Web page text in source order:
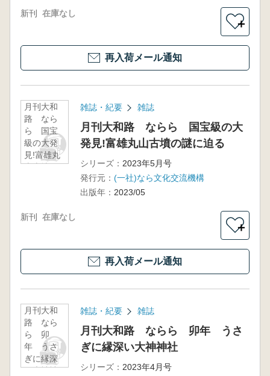
新刊 在庫なし
＋
再入荷メール通知
月刊大和
路 なら
ら 国宝
級の大発
見!富雄丸
山古墳の
雑誌・紀要 雑誌
月刊大和路 ならら 国宝級の大
発見!富雄丸山古墳の謎に迫る
シリーズ： 2023年5月号
発行元： (一社)なら文化交流機構
出版年： 2023/05
新刊 在庫なし
＋
再入荷メール通知
月刊大和
路 なら
ら 卯
年 うさ
ぎに縁深
い大神神
雑誌・紀要 雑誌
月刊大和路 ならら 卯年 うさ
ぎに縁深い大神神社
シリーズ： 2023年4月号